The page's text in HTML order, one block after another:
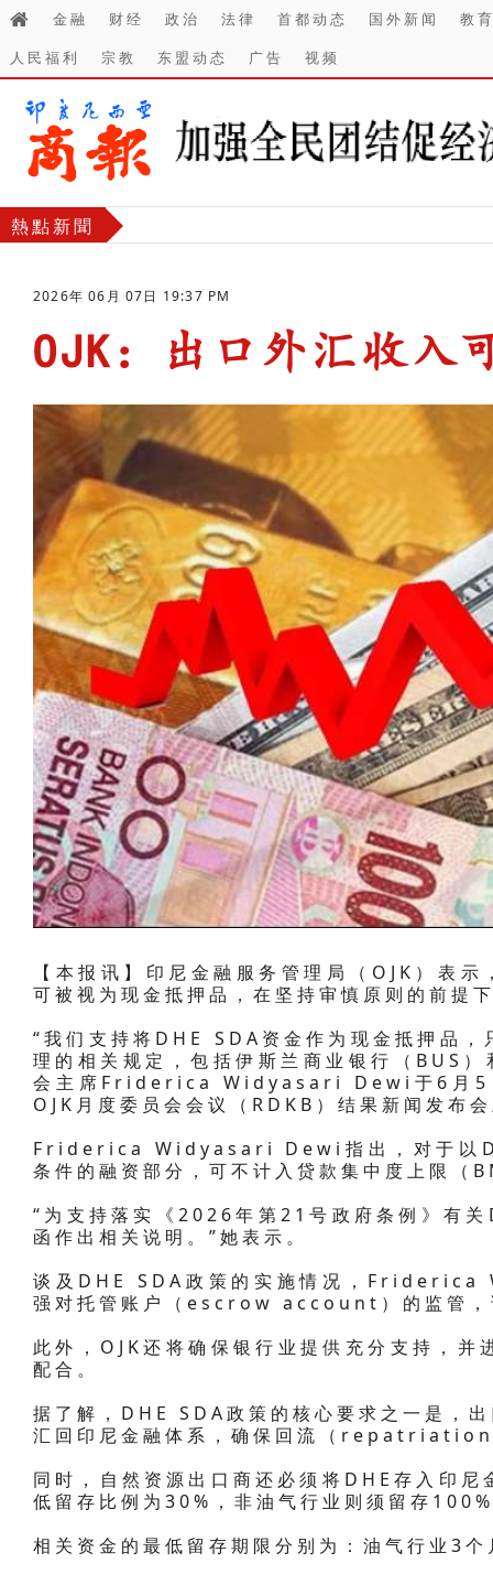
金融 财经 政治 法律 首都动态 国外新闻
教
人民福利
宗教 东盟动态 广告 视频
熱點新聞
2026年 06月 07日 19:37 PM
OJK：出口外汇收入
【本报讯】印尼金融服务管理局（OJK）表
可被视为现金抵押品，在坚持审慎原则的前提
“我们支持将DHE SDA资金作为现金抵押品
理的相关规定，包括伊斯兰商业银行（BUS
会主席Friderica Widyasari Dewi于6月5
OJK月度委员会会议（RDKB）结果新闻发布
Friderica Widyasari Dewi指出，对于以
条件的融资部分，可不计入贷款集中度上限（
“为支持落实《2026年第21号政府条例》有
函作出相关说明。”她表示。
谈及DHE SDA政策的实施情况，
强对托管账户（escrow account）的监管，
此外，OJK还将确保银行业提供充分支持，
配合。
据了解，DHE SDA政策的核心要求之一是，
汇回印尼金融体系，确保回流（repatriation
同时，自然资源出口商还必须将DHE存入印
低留存比例为30%，非油气行业则须留存
相关资金的最低留存期限分别为：油气行业3